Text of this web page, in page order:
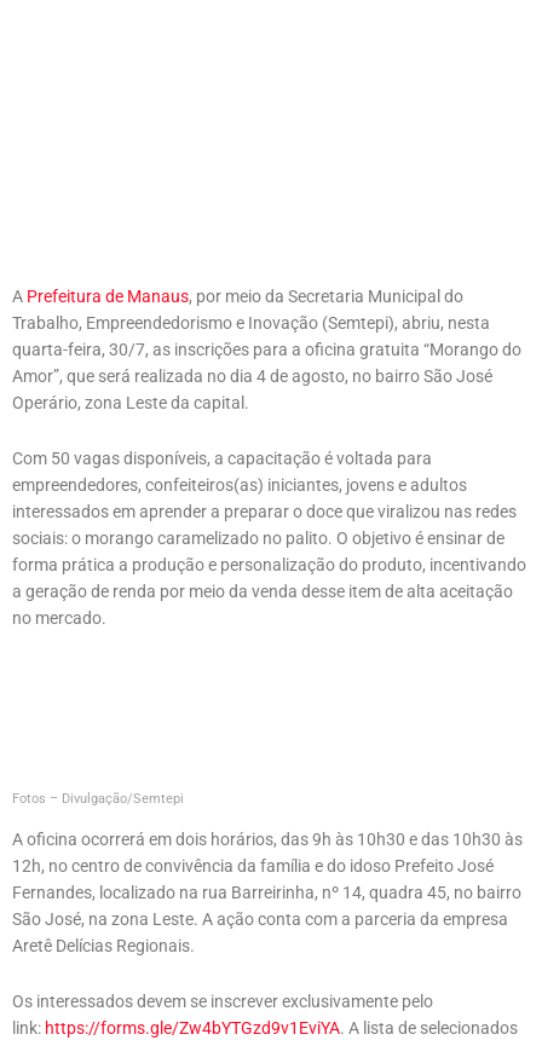
A Prefeitura de Manaus, por meio da Secretaria Municipal do
Trabalho, Empreendedorismo e Inovação (Semtepi), abriu, nesta
quarta-feira, 30/7, as inscrições para a oficina gratuita “Morango do
Amor”, que será realizada no dia 4 de agosto, no bairro São José
Operário, zona Leste da capital.
Com 50 vagas disponíveis, a capacitação é voltada para
empreendedores, confeiteiros(as) iniciantes, jovens e adultos
interessados em aprender a preparar o doce que viralizou nas redes
sociais: o morango caramelizado no palito. O objetivo é ensinar de
forma prática a produção e personalização do produto, incentivando
a geração de renda por meio da venda desse item de alta aceitação
no mercado.
Fotos – Divulgação/Semtepi
A oficina ocorrerá em dois horários, das 9h às 10h30 e das 10h30 às
12h, no centro de convivência da família e do idoso Prefeito José
Fernandes, localizado na rua Barreirinha, nº 14, quadra 45, no bairro
São José, na zona Leste. A ação conta com a parceria da empresa
Aretê Delícias Regionais.
Os interessados devem se inscrever exclusivamente pelo
link: https://forms.gle/Zw4bYTGzd9v1EviYA. A lista de selecionados